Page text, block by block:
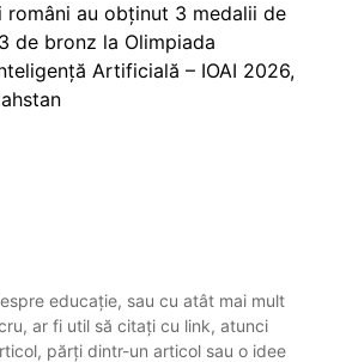
români au obținut 3 medalii de
de bronz la Olimpiada
Artificială – IOAI 2026,
educație, sau cu atât mai mult
ar fi util să citați cu link, atunci
părți dintr-un articol sau o idee